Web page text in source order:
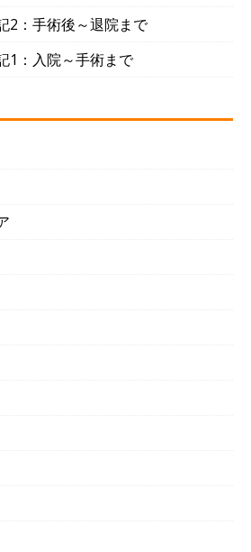
2：手術後～退院まで
1：入院～手術まで